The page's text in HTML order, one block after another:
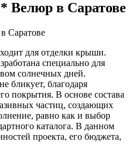
Велюр в Саратове
для отделки крыши.
специально для
солнечных дней.
бликует, благодаря
покрытия. В основе состава
частиц, создающих
равно как и выбор
каталога. В данном
проекта, его бюджета,